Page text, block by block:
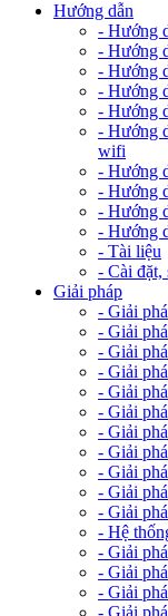
Hướng dẫn
- Hướng
- Hướng
- Hướng
- Hướng
- Hướng
- Hướng
wifi
- Hướng
- Hướng
- Hướng
- Hướng
- Tài liệu
- Cài đặt,
Giải pháp
- Giải
- Giải
- Giải
- Giải
- Giải
- Giải
- Giải
- Giải
- Giải
- Giải
- Giải
- Hệ
- Giải
- Giải
- Giải
- Giải